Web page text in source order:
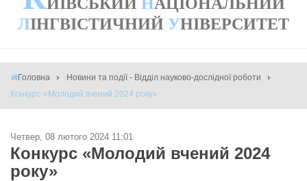
ЛІНГВІСТИЧНИЙ УНІВЕРСИТЕТ
Головна
Новини та події - Відділ науково-дослідної роботи
Конкурс «Молодий вчений 2024 року»
Четвер, 08 лютого 2024 11:01
Конкурс «Молодий вчений 2024
року»